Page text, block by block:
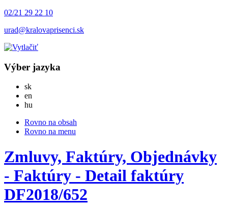
02/21 29 22 10
urad@kralovaprisenci.sk
Výber jazyka
skSlovensky
en
hu
Rovno na obsah
Rovno na menu
Zmluvy, Faktúry, Objednávky
- Faktúry - Detail faktúry
DF2018/652